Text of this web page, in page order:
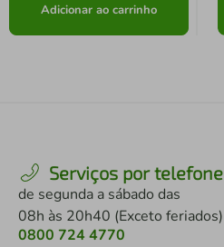
Adicionar ao carrinho
Serviços por telefone
de segunda a sábado das
08h às 20h40 (Exceto feriados)
0800 724 4770